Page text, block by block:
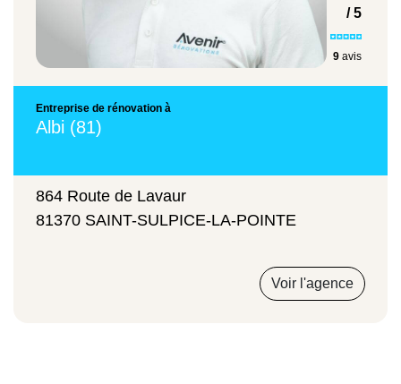
Remplacement de tuiles
210 €/m²
215 €/m²
22 €/m²
/ 5
9 avis
Entreprise de rénovation à
Albi (81)
864 Route de Lavaur
81370 SAINT-SULPICE-LA-POINTE
Voir l'agence